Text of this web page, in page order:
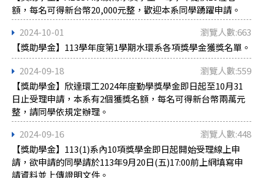
額，每名可得新台幣20,000元整，歡迎本系同學踴躍申請。
2024-10-01
瀏覽人數:663
【獎助學金】113學年度第1學期水環系各項獎學金獲獎名單。
2024-09-18
瀏覽人數:559
【獎助學金】欣達環工2024年度勤學獎學金即日起至10月31
日止受理申請，本系有2個獲獎名額，每名可得新台幣兩萬元
整，請同學依規定辦理。
2024-09-16
瀏覽人數:448
【獎助學金】113(1)系內10項獎學金即日起開始受理線上申
請，欲申請的同學請於113年9月20日(五)17:00前上網填寫申
請資料並上傳證明文件。